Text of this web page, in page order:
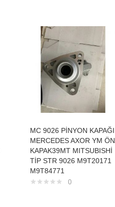
MC 9026 PİNYON KAPAĞI
MERCEDES AXOR YM ÖN
KAPAK39MT MITSUBISHİ
TİP STR 9026 M9T20171
M9T84771
0